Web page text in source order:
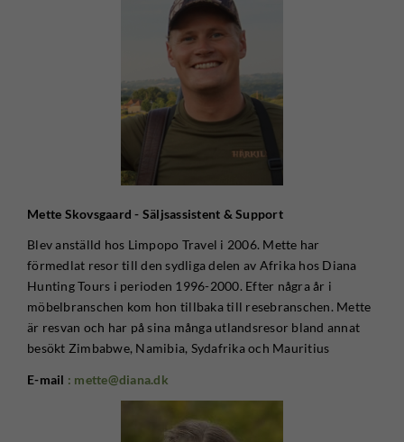
Mette Skovsgaard - Säljsassistent & Support
Blev anställd hos Limpopo Travel i 2006. Mette har
förmedlat resor till den sydliga delen av Afrika hos Diana
Hunting Tours i perioden 1996-2000. Efter några år i
möbelbranschen kom hon tillbaka till resebranschen. Mette
är resvan och har på sina många utlandsresor bland annat
besökt Zimbabwe, Namibia, Sydafrika och Mauritius
E-mail : mette@diana.dk